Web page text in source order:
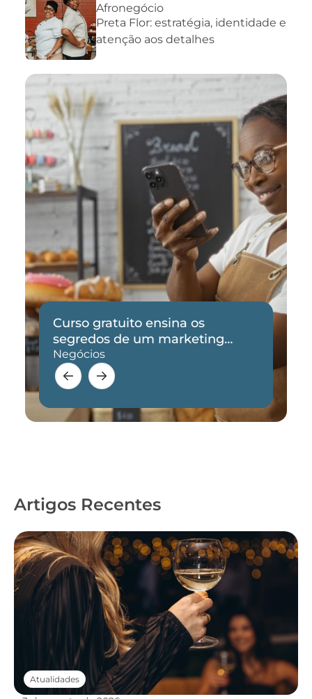
Afronegócio
Preta Flor: estratégia, identidade e
atenção aos detalhes
Curso gratuito ensina os
segredos de um marketing
eficaz
Negócios
Artigos Recentes
Atualidades